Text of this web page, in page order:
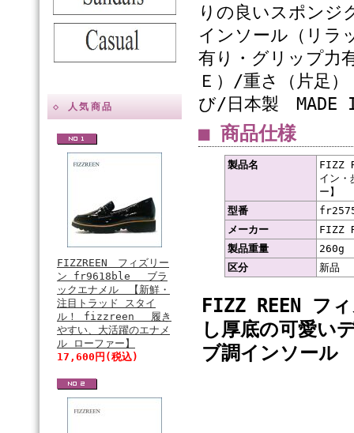
◇ 人気商品
FIZZREEN フィズリー
ン fr9618ble ブラ
ックエナメル 【新鮮・
注目トラッド スタイ
ル！ fizzreen 履き
やすい、大活躍のエナメ
ル ローファー】
17,600円(税込)
りの良いスポンジ
インソール（リラ
有り・グリップ力
Ｅ）/重さ（片足
び/日本製 MADE
■ 商品仕様
製品名
FIZZ
イン
ー】
型番
メーカー
FIZZ
製品重量
260g
区分
新品
FIZZ REEN
し厚底の可愛い
ブ調インソー